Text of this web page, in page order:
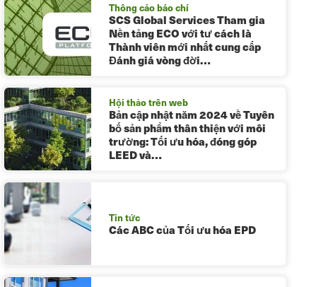
Thông cáo báo chí
SCS Global Services Tham gia
Nền tảng ECO với tư cách là
Thành viên mới nhất cung cấp
Đánh giá vòng đời…
Hội thảo trên web
Bản cập nhật năm 2024 về Tuyên
bố sản phẩm thân thiện với môi
trường: Tối ưu hóa, đóng góp
LEED và…
Tin tức
Các ABC của Tối ưu hóa EPD